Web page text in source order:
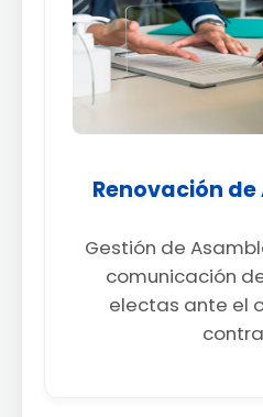
Renovación
Gestión de
comunicación
electas ante el